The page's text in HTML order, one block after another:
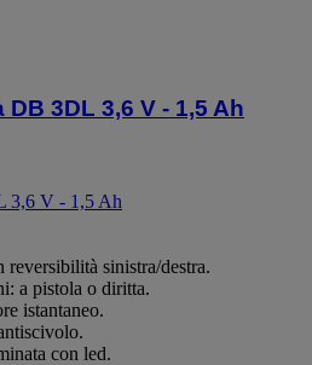
3DL 3,6 V - 1,5 Ah
3,6 V - 1,5 Ah
sinistra/destra.
a pistola o diritta.
istantaneo.
con led.